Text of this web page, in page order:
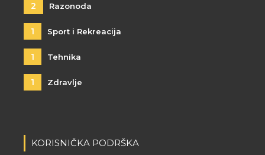
2 Razonoda
1 Sport i Rekreacija
1 Tehnika
1 Zdravlje
KORISNIČKA PODRŠKA